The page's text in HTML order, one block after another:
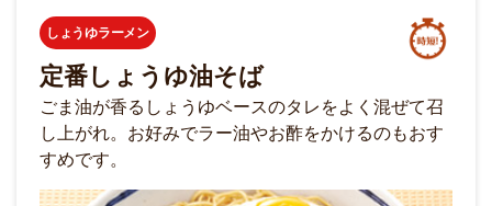
しょうゆラーメン
定番しょうゆ油そば
ごま油が香るしょうゆベースのタレをよく混ぜて召
し上がれ。お好みでラー油やお酢をかけるのもおす
すめです。